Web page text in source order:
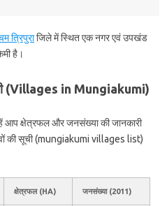
त्रिपुराजिले में स्थित एक नगर एवं उपखंड
है।
(Villages in Mungiakumi)
आप क्षेत्रफल और जनसंख्या की जानकारी
की सूची (mungiakumi villages list)
क्षेत्रफल (HA) जनसंख्या (2011)